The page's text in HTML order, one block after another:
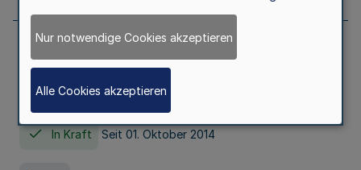
Gesetz über die Hochschulen des Landes
Nordrhein-Westfalen (Hochschulgesetz -
HG)
In Kraft Seit 01. Oktober 2014
Nur notwendige Cookies akzeptieren
Alle Cookies akzeptieren